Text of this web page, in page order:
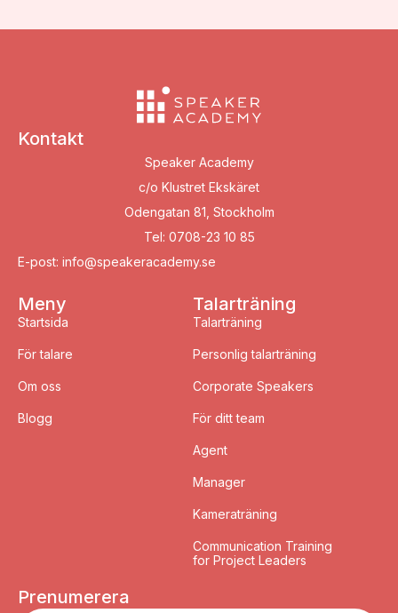
Kontakt
Speaker Academy
c/o Klustret Ekskäret
Odengatan 81, Stockholm
Tel: 0708-23 10 85
E-post: info@speakeracademy.se
Meny
Startsida
För talare
Om oss
Blogg
Talarträning
Talarträning
Personlig talarträning
Corporate Speakers
För ditt team
Agent
Manager
Kameraträning
Communication Training
for Project Leaders
Prenumerera